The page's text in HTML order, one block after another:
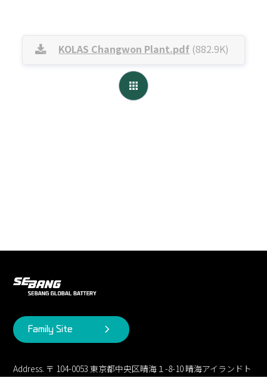
KOLAS Changwon Plant.pdf (882.9K)
Family Site
Address. 〒 104-0053 東京都中央区晴海１-8-10 晴海アイランドト